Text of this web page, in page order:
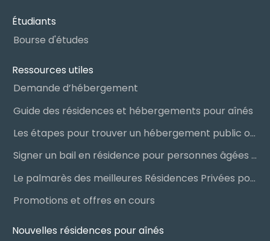
Étudiants
Bourse d'études
Ressources utiles
Demande d’hébergement
Guide des résidences et hébergements pour aînés
Les étapes pour trouver un hébergement public ou privé
Signer un bail en résidence pour personnes âgées (RPA) : ce qu’il faut savoir
Le palmarès des meilleures Résidences Privées pour Aînés (RPA)
Promotions et offres en cours
Nouvelles résidences pour aînés